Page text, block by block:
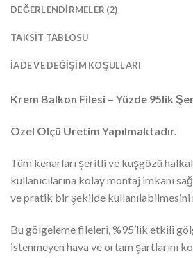
DEĞERLENDIRMELER (2)
TAKSIT TABLOSU
İADE VE DEĞIŞIM KOŞULLARI
Krem Balkon Filesi – Yüzde 95lik
Özel Ölçü Üretim Yapılmaktadır.
Tüm kenarları şeritli ve kuşgözü
kullanıcılarına kolay montaj imkanı
ve pratik bir şekilde kullanılabilmesini
Bu gölgeleme fileleri, %95’lik etkili
istenmeyen hava ve ortam şartlarını